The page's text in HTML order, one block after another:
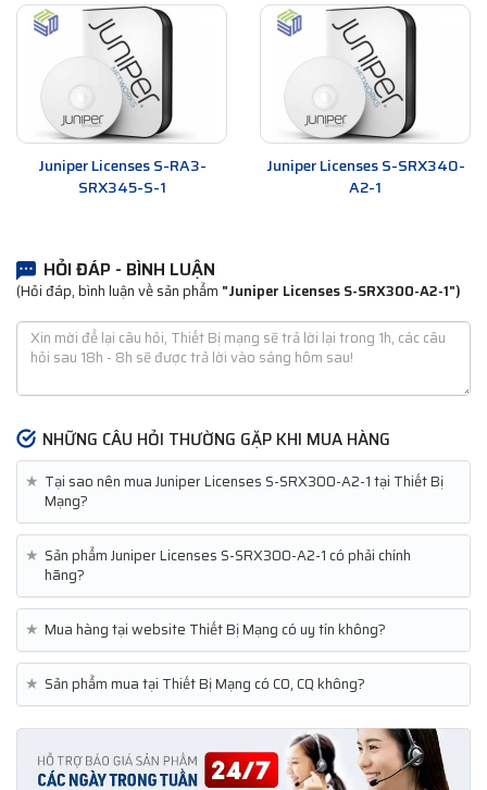
Juniper Licenses S-RA3-
SRX345-S-1
Juniper Licenses S-SRX340-
A2-1
HỎI ĐÁP - BÌNH LUẬN
(Hỏi đáp, bình luận về sản phẩm "Juniper Licenses S-SRX300-A2-1")
NHỮNG CÂU HỎI THƯỜNG GẶP KHI MUA HÀNG
★ Tại sao nên mua Juniper Licenses S-SRX300-A2-1 tại Thiết Bị
Mạng?
★ Sản phẩm Juniper Licenses S-SRX300-A2-1 có phải chính
hãng?
★ Mua hàng tại website Thiết Bị Mạng có uy tín không?
★ Sản phẩm mua tại Thiết Bị Mạng có CO, CQ không?